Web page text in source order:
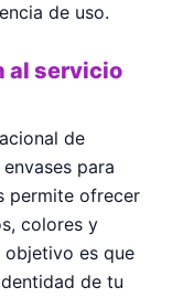
de uso.
al servicio
de
envases para
permite ofrecer
colores y
es que
de tu